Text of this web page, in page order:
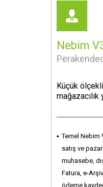
Nebim
Küçük
mağazacılık
Temel Nebim
satış ve
muhasebe,
Fatura, e-
ödeme